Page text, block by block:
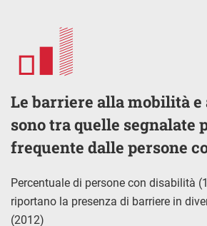
Le barriere alla mobilità
sono tra quelle segnalate
frequente dalle persone
Percentuale di persone con disabilità
riportano la presenza di barriere in
(2012)